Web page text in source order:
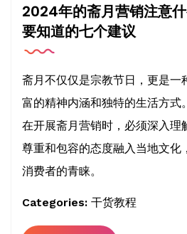
2024年的斋月营销注意
要知道的七个建议
斋月不仅仅是宗教节日，更是一
富的精神内涵和独特的生活方式
在开展斋月营销时，必须深入理
尊重和包容的态度融入当地文化
消费者的青睐。
Categories: 干货教程